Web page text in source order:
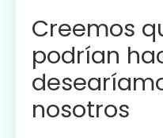
Creemos
podrían
nosotros